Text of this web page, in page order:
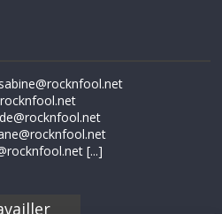
sabine@rocknfool.net
[...]